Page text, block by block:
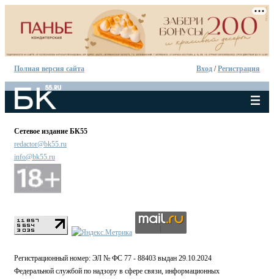
Полная версия сайта Вход /Регистрация
Сетевое издание БК55
redactor@bk55.ru
info@bk55.ru
Регистрационный номер: ЭЛ № ФС 77 - 88403 выдан 29.10.2024
Федеральной службой по надзору в сфере связи, информационных